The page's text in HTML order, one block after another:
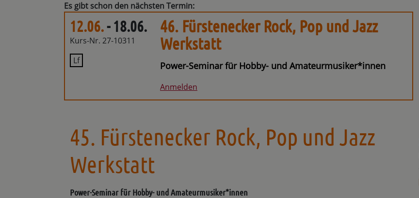
Es gibt schon den nächsten Termin:
12.06.- 18.06.
Kurs-Nr. 27-10311
Lf
46. Fürstenecker Rock, Pop und Jazz
Werkstatt
Power-Seminar für Hobby- und Amateurmusiker*innen
Anmelden
45. Fürstenecker Rock, Pop und Jazz
Werkstatt
Power-Seminar für Hobby- und Amateurmusiker*innen